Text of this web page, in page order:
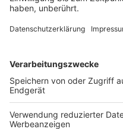
etwa an
Verkäufer und
Marktständen ist
zwingend“.
Entgegen einiger